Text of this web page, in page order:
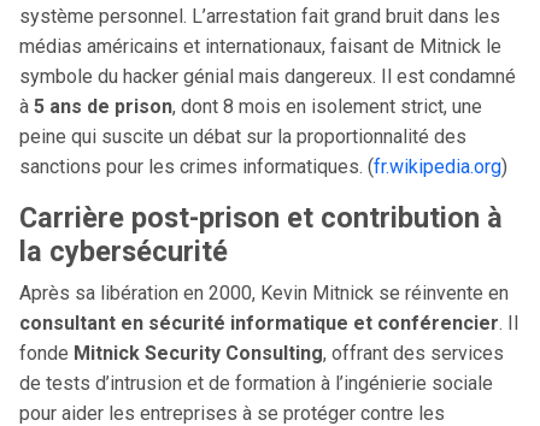
système personnel. L’arrestation fait grand bruit dans les
médias américains et internationaux, faisant de Mitnick le
symbole du hacker génial mais dangereux. Il est condamné
à 5 ans de prison, dont 8 mois en isolement strict, une
peine qui suscite un débat sur la proportionnalité des
sanctions pour les crimes informatiques. (fr.wikipedia.org)
Carrière post-prison et contribution à
la cybersécurité
Après sa libération en 2000, Kevin Mitnick se réinvente en
consultant en sécurité informatique et conférencier. Il
fonde Mitnick Security Consulting, offrant des services
de tests d’intrusion et de formation à l’ingénierie sociale
pour aider les entreprises à se protéger contre les